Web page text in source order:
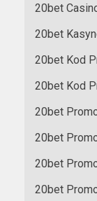
20bet
20bet
20bet Kod
20bet Kod
20bet
20bet
20bet
20bet